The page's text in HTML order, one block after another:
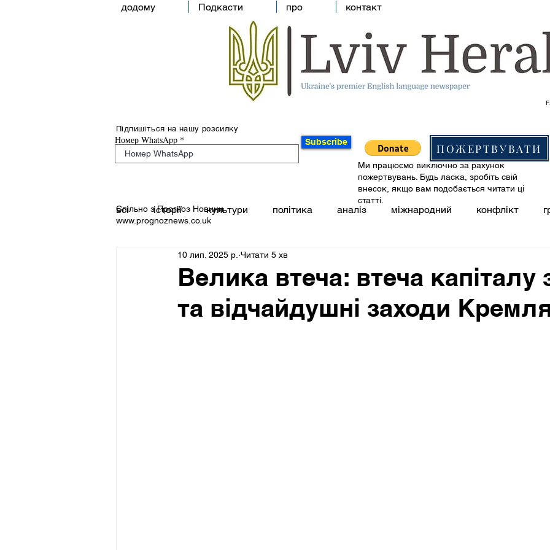
додому Подкасти про контакт
Підпишіться на нашу розсилку
Номер WhatsApp Subscribe ПОЖЕРТВУВАТИ
Спільно з Прогноз Новини
www.prognoznews.co.uk
Ми працюємо виключно за рахунок
пожертвувань. Будь ласка, зробіть свій
внесок, якщо вам подобається читати ці
статті.
всі історії культури політика аналіз міжнародний конфлікт
Велика втеча: втеча капіталу
та відчайдушні заходи
10 лип. 2025 р. Читати 5 хв